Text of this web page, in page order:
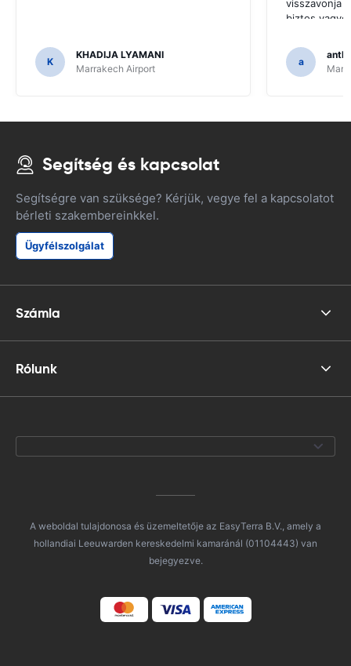
K
KHADIJA LYAMANI
Marrakech Airport
visszavonja
biztos
a
Segítség és kapcsolat
Segítségre van szüksége? Kérjük, vegye fel a kapcsolatot
bérleti szakembereinkkel.
Ügyfélszolgálat
Számla
Rólunk
A weboldal tulajdonosa és üzemeltetője az EasyTerra B.V., amely a
hollandiai Leeuwarden kereskedelmi kamaránál (01104443) van
bejegyezve.